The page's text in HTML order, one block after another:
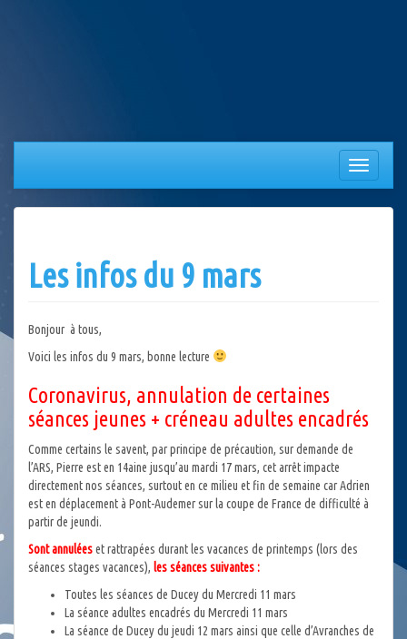
Afficher/
la
Les infos du 9 mars
Bonjour à tous,
Voici les infos du 9 mars, bonne lecture
Coronavirus, annulation de certaines
séances jeunes + créneau adultes encadrés
Comme certains le savent, par principe de précaution, sur demande de
l’ARS, Pierre est en 14aine jusqu’au mardi 17 mars, cet arrêt impacte
directement nos séances, surtout en ce milieu et fin de semaine car Adrien
est en déplacement à Pont-Audemer sur la coupe de France de difficulté à
partir de jeundi.
Sont annuléeset rattrapées durant les vacances de printemps (lors des
séances stages vacances), les séances suivantes :
Toutes les séances de Ducey du Mercredi 11 mars
La séance adultes encadrés du Mercredi 11 mars
La séance de Ducey du jeudi 12 mars ainsi que celle d’Avranches de